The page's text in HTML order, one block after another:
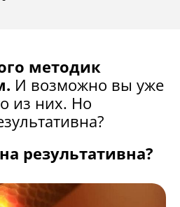
методик
И возможно вы уже
из них. Но
результативна?